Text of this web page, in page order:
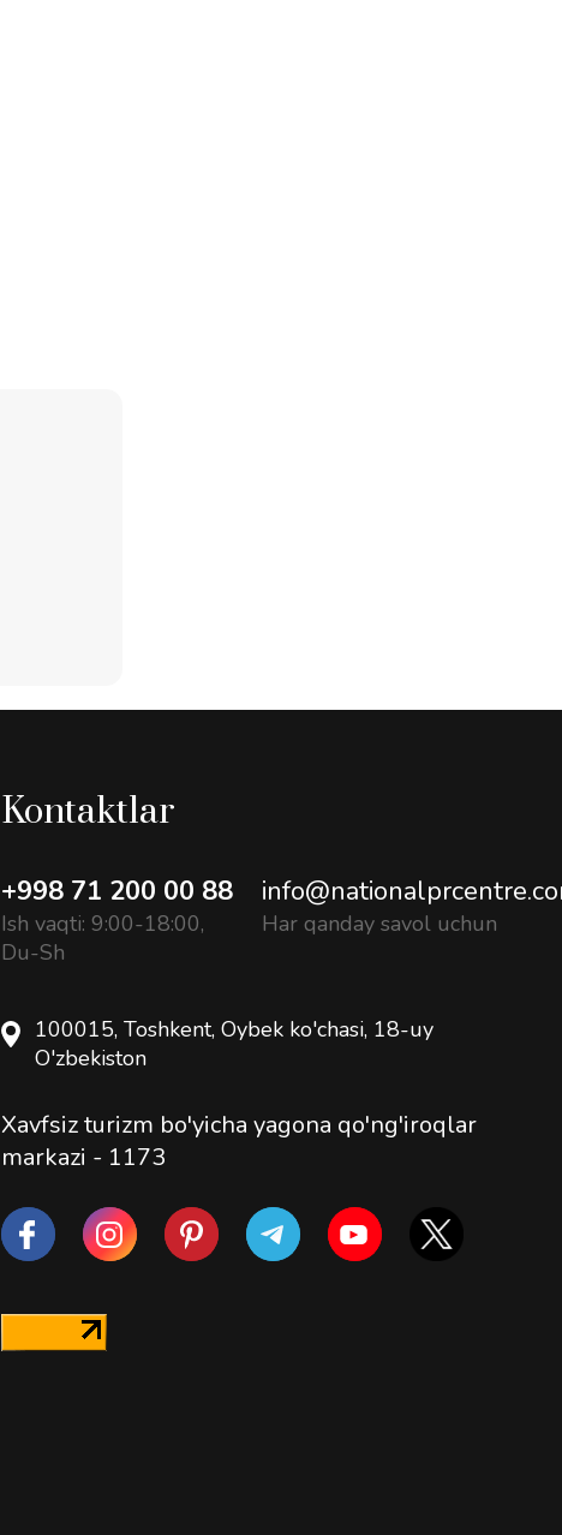
Kontaktlar
+998 71 200 00 88
Ish vaqti: 9:00-18:00,
Du-Sh
Har qanday savol uchun
100015, Toshkent, Oybek ko'chasi, 18-uy
O'zbekiston
Xavfsiz turizm bo'yicha yagona qo'ng'iroqlar
markazi - 1173